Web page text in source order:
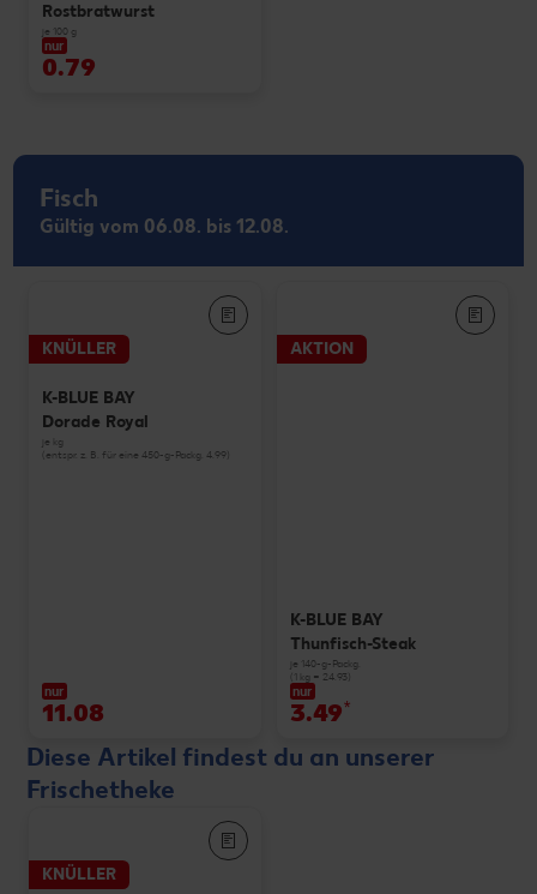
Rostbratwurst
je 100 g
nur
0.79
Fisch
Gültig vom 06.08. bis 12.08.
KNÜLLER
K-BLUE BAY
Dorade Royal
je kg
(entspr. z. B. für eine 450-g-Packg. 4.99)
nur
11.08
AKTION
K-BLUE BAY
Thunfisch-Steak
je 140-g-Packg.
(1 kg = 24.93)
nur
3.49*
Diese Artikel findest du an unserer
Frischetheke
KNÜLLER